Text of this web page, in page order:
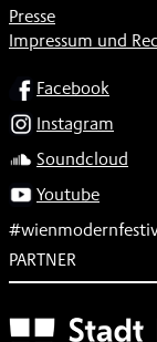
Presse
Impressum und
SOCIALFacebook
Instagram
Soundcloud
Youtube
PARTNER
Subventionsgeber